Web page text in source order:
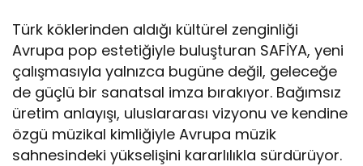
Türk köklerinden aldığı kültürel zenginliği
Avrupa pop estetiğiyle buluşturan SAFİYA, yeni
çalışmasıyla yalnızca bugüne değil, geleceğe
de güçlü bir sanatsal imza bırakıyor. Bağımsız
üretim anlayışı, uluslararası vizyonu ve kendine
özgü müzikal kimliğiyle Avrupa müzik
sahnesindeki yükselişini kararlılıkla sürdürüyor.